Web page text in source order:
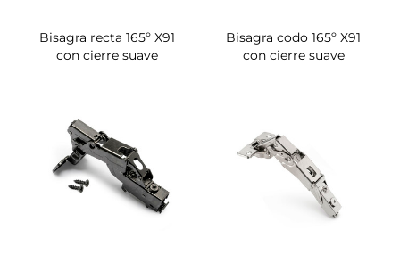
Bisagra recta 165º X91
con cierre suave
Bisagra codo 165º X91
con cierre suave